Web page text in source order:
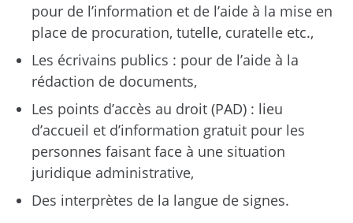
pour de l’information et de l’aide à la mise en
place de procuration, tutelle, curatelle etc.,
Les écrivains publics : pour de l’aide à la
rédaction de documents,
Les points d’accès au droit (PAD) : lieu
d’accueil et d’information gratuit pour les
personnes faisant face à une situation
juridique administrative,
Des interprètes de la langue de signes.